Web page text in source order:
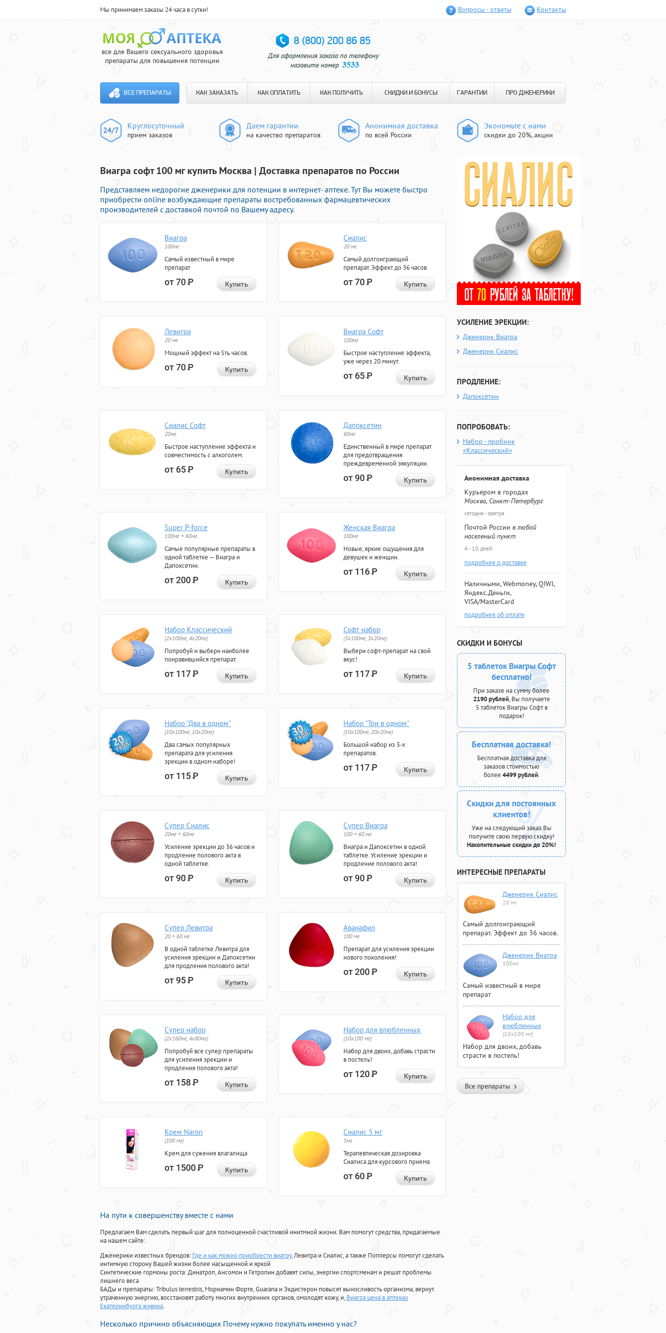
Мы принимаем заказы 24 часа в сутки! Вопросы - ответы Контакты
все для Вашего сексуального здоровья
препараты для повышения потенции
ВСЕ ПРЕПАРАТЫ КАК ЗАКАЗАТЬ КАК ОПЛАТИТЬ КАК ПОЛУЧИТЬ СКИДКИ И БОНУСЫ ГАРАНТИИ ПРО ДЖЕНЕРИКИ
Круглосуточный
прием заказов
Даем гарантии
на качество препаратов
Анонимная доставка
по всей России
Экономьте с нами
скидки до 20%, акции
Виагра софт 100 мг купить Москва | Доставка препаратов по России
Представляем недорогие дженерики для потенции в интернет- аптеке. Тут Вы можете быстро
приобрести online возбуждающие препараты востребованных фармацевтических
производителей с доставкой почтой по Вашему адресу.
Виагра
100мг
Самый известный в мире
препарат
от 70Р Купить
Сиалис
20 мг
Самый долгоиграющий
препарат. Эффект до 36 часов.
от 70Р Купить
Левитра
20 мг
Мощный эффект на 5ть часов.
от 70Р Купить
Виагра Софт
100мг
Быстрое наступление эффекта,
уже через 20 минут.
от 65Р Купить
Сиалис Софт
20мг
Быстрое наступление эффекта и
совместимость с алкоголем.
от 65Р Купить
Дапоксетин
60мг
Единственный в мире препарат
для предотвращения
преждевременной эякуляции.
от 90Р Купить
Super P-force
100мг + 60мг
Самые популярные препараты в
одной таблетке — Виагра и
Дапоксетин.
от 200Р Купить
Женская Виагра
100мг
Новые, яркие ощущения для
девушек и женщин.
от 116Р Купить
Набор Классический
(2x100мг, 4x20мг)
Попробуй и выбери наиболее
понравившийся препарат.
от 117Р Купить
Софт набор
(3x100мг, 3x20мг)
Выбери софт-препарат на свой
вкус!
от 117Р Купить
Набор "Два в одном"
(10x100мг, 10x20мг)
Два самых популярных
препарата для усиления
эрекции в одном наборе!
от 115Р Купить
Набор "Три в одном"
(10x100мг, 20x20мг)
Большой набор из 3-х
препаратов.
от 117Р Купить
Супер Сиалис
20мг + 60мг
Усиление эрекции до 36 часов и
продление полового акта в
одной таблетке.
от 90Р Купить
Супер Виагра
100 + 60 мг
Виагра и Дапоксетин в одной
таблетке. Усиление эрекции и
продление полового акта!
от 90Р Купить
Супер Левитра
20 + 60 мг
В одной таблетке Левитра для
усиления эрекции и Дапоксетин
для продления полового акта!
от 95Р Купить
Аванафил
100 мг
Препарат для усиления эрекции
нового поколения!
от 200Р Купить
Супер набор
(2х160мг, 4х80мг)
Попробуй все супер препараты
для усиления эрекции и
продления полового акта!
от 158Р Купить
Набор для влюбленных
(10х100 мг)
Набор для двоих, добавь страсти
в постель!
от 120Р Купить
Крем Naron
(100 мг)
Крем для сужения влагалища
от 1500Р Купить
Сиалис 5 мг
5мг
Терапевтическая дозировка
Сиалиса для курсового приема
от 60Р Купить
На пути к совершенству вместе с нами
Предлагаем Вам сделать первый шаг для полноценной счастливой инитмной жизни. Вам помогут средства, придагаемые
на нашем сайте:
Дженерики известных брендов: Где и как можно приобрести виагру, Левитра и Сиалис, а также Попперсы помогут сделать
интимную сторону Вашей жизни более насыщенной и яркой
Синтетические гормоны роста: Динатроп, Ансомон и Гетропин добавят силы, энергии спортсменам и решат проблемы
лишнего веса
БАДы и препараты:Tribulus terrestris, Мориамин Форте, Guarana и Экдистерон повысят выносливость организма, вернут
утраченную энергию, восстановят работу многих внутренних органов, омолодят кожу, и, Виагра цена в аптеках
Екатеринбурга живика.
Несколько причино объясняющих Почему нужно покупать именно у нас?
УСИЛЕНИЕ ЭРЕКЦИИ:
Дженерик Виагра
Дженерик Сиалис
ПРОДЛЕНИЕ:
Дапоксетин
ПОПРОБОВАТЬ:
Набор - пробник
«Классический»
Анонимная доставка
Курьером в городах
Москва, Санкт-Петербург
сегодня - завтра
Почтой России в любой
населеный пункт
4 - 10 дней
подробнее о доставке
Наличными, Webmoney, QIWI,
Яндекс.Деньги,
VISA/MasterCard
подробнее об оплате
СКИДКИ И БОНУСЫ
5 таблеток Виагры Софт
бесплатно!
При заказе на сумму более
2190 рублей, Вы получаете
5 таблеток Виагры Софт в
подарок!
Бесплатная доставка!
Бесплатная доставка для
заказов стоимостью
более 4499 рублей.
Скидки для постоянных
клиентов!
Уже на следующий заказ Вы
получите свою первую скидку!
Накопительные скидки до 20%!
ИНТЕРЕСНЫЕ ПРЕПАРАТЫ
Дженерик Сиалис
20 мг
Самый долгоиграющий
препарат. Эффект до 36 часов.
Дженерик Виагра
100мг
Самый известный в мире
препарат
Набор для
влюбленных
(10х100 мг)
Набор для двоих, добавь
страсти в постель!
Все препараты